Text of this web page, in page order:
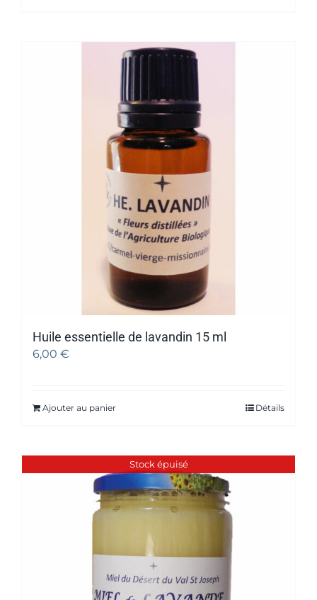
Huile essentielle de lavandin 15 ml
6,00 €
Ajouter au panier Détails
Stock épuisé